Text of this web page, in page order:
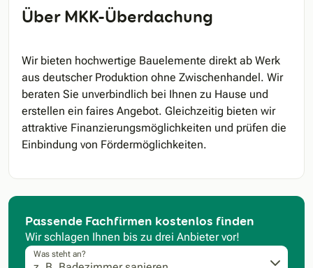
Über MKK-Überdachung
Wir bieten hochwertige Bauelemente direkt ab Werk
aus deutscher Produktion ohne Zwischenhandel. Wir
beraten Sie unverbindlich bei Ihnen zu Hause und
erstellen ein faires Angebot. Gleichzeitig bieten wir
attraktive Finanzierungsmöglichkeiten und prüfen die
Einbindung von Fördermöglichkeiten.
Passende Fachfirmen kostenlos finden
Wir schlagen Ihnen bis zu drei Anbieter vor!
Was steht an?